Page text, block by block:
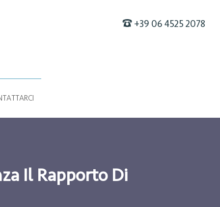
F +39 06 4525 2078
Il Rapporto Di